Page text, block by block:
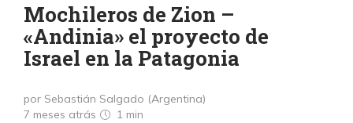
Mochileros de Zion –
«Andinia» el proyecto de
Israel en la Patagonia
por Sebastián Salgado (Argentina)
7 meses atrás
1 min